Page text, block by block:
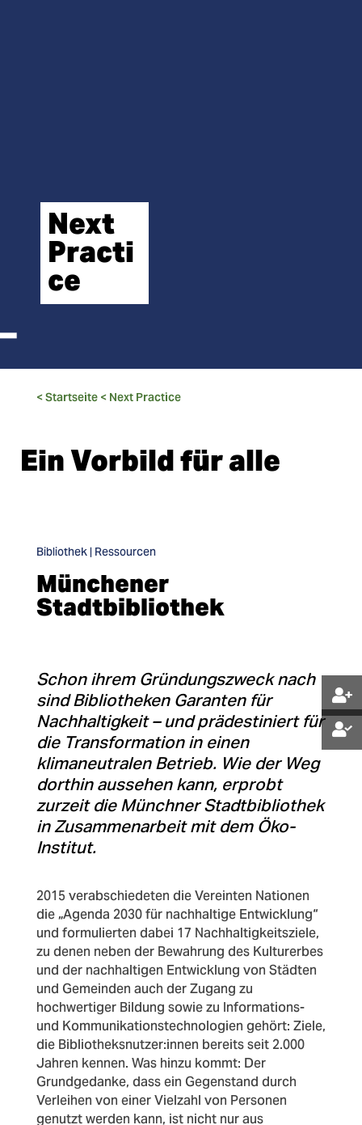
Next
Practi
ce
< Startseite< Next Practice
Ein Vorbild für alle
Bibliothek | Ressourcen
Münchener
Stadtbibliothek
Schon ihrem Gründungszweck nach
sind Bibliotheken Garanten für
Nachhaltigkeit – und prädestiniert für
die Transformation in einen
klimaneutralen Betrieb. Wie der Weg
dorthin aussehen kann, erprobt
zurzeit die Münchner Stadtbibliothek
in Zusammenarbeit mit dem Öko-
Institut.
2015 verabschiedeten die Vereinten Nationen
die „Agenda 2030 für nachhaltige Entwicklung“
und formulierten dabei 17 Nachhaltigkeitsziele,
zu denen neben der Bewahrung des Kulturerbes
und der nachhaltigen Entwicklung von Städten
und Gemeinden auch der Zugang zu
hochwertiger Bildung sowie zu Informations-
und Kommunikationstechnologien gehört: Ziele,
die Bibliotheksnutzer:innen bereits seit 2.000
Jahren kennen. Was hinzu kommt: Der
Grundgedanke, dass ein Gegenstand durch
Verleihen von einer Vielzahl von Personen
genutzt werden kann, ist nicht nur aus